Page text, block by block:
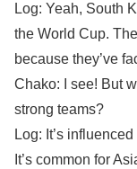
Log: Yeah, South
the World Cup.
because they’ve
Chako: I see! But
strong teams?
Log: It’s
It’s common for